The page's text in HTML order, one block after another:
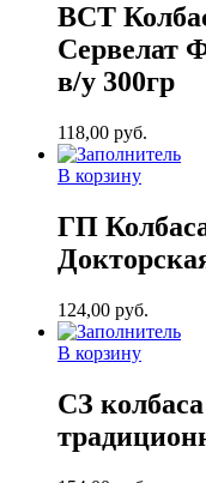
ВСТ
Сервелат
в/у 300гр
118,00 руб.
В корзину
ГП
124,00 руб.
В корзину
СЗ